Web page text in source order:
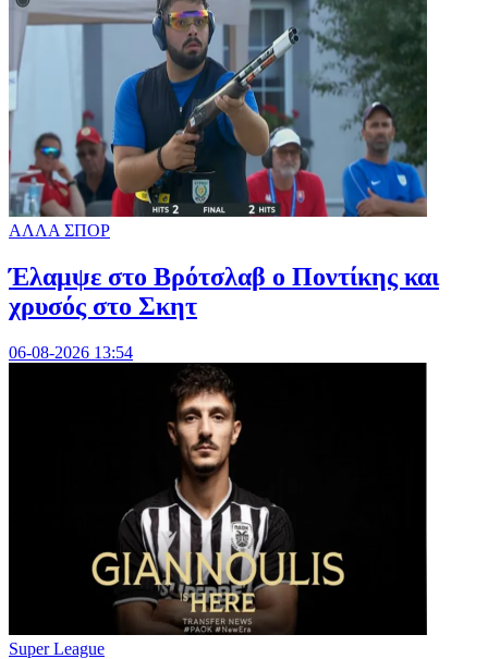
ΑΛΛΑ ΣΠΟΡ
Έλαμψε στο Βρότσλαβ ο Ποντίκης και
χρυσός στο Σκητ
06-08-2026 13:54
Super League